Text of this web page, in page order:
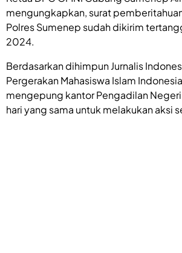
mengungkapkan, surat
Polres Sumenep sudah dikirim
2024.
Berdasarkan dihimpun Jurnalis
Pergerakan Mahasiswa Islam
mengepung kantor Pengadilan
hari yang sama untuk melakukan aksi